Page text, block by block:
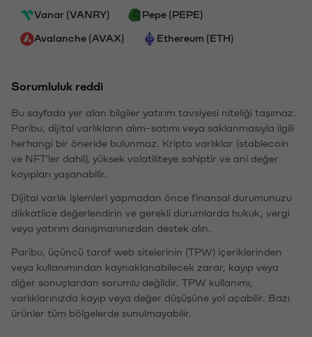
Vanar (VANRY) Pepe (PEPE)
Avalanche (AVAX) Ethereum (ETH)
Sorumluluk reddi
Bu sayfada yer alan bilgiler yatırım tavsiyesi niteliği taşımaz.
Paribu, dijital varlıkların alım-satımı veya saklanmasıyla ilgili
herhangi bir öneride bulunmaz. Kripto varlıklar (stablecoin
ve NFT'ler dahil), yüksek volatiliteye sahiptir ve ani değer
kayıpları yaşanabilir.
Dijital varlık işlemleri yapmadan önce finansal durumunuzu
dikkatlice değerlendirin ve gerekli durumlarda hukuk, vergi
veya yatırım danışmanınızdan destek alın.
Paribu, üçüncü taraf web sitelerinin (TPW) içeriklerinden
veya kullanımından kaynaklanabilecek zarar, kayıp veya
diğer sonuçlardan sorumlu değildir. TPW kullanımı,
varlıklarınızda kayıp veya değer düşüşüne yol açabilir. Bazı
ürünler tüm bölgelerde sunulmayabilir.